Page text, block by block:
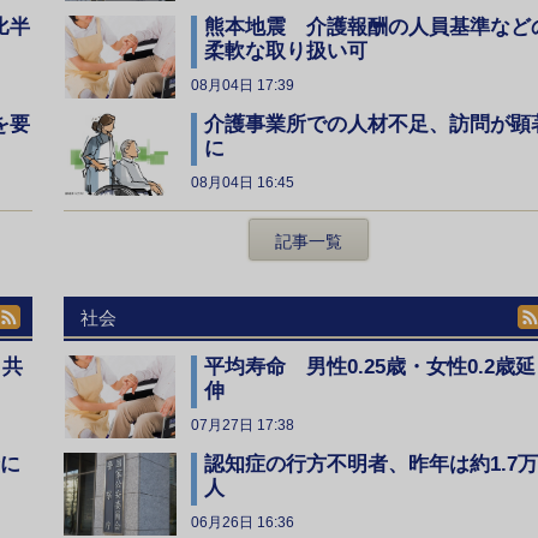
半
要
熊本地震 介護報酬の人員基準など
柔軟な取り扱い可
08月04日 17:39
介護事業所での人材不足、訪問が顕
に
08月04日 16:45
記事一覧
社会
平均寿命 男性0.25歳・女性0.2歳延
伸
07月27日 17:38
認知症の行方不明者、昨年は約1.7万
人
06月26日 16:36